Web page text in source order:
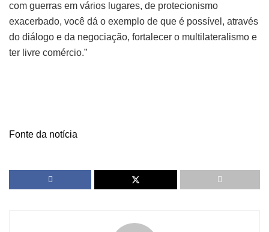
com guerras em vários lugares, de protecionismo
exacerbado, você dá o exemplo de que é possível, através
do diálogo e da negociação, fortalecer o multilateralismo e
ter livre comércio.”
Fonte da notícia